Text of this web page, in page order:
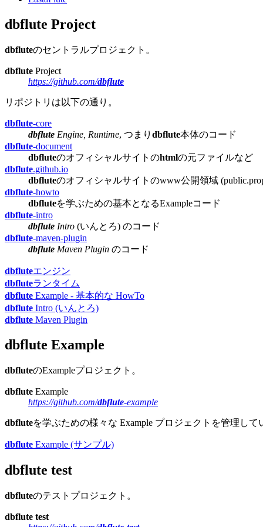
dbflute Project
dbfluteのセントラルプロジェクト。
dbflute Project
https://github.com/dbflute
リポジトリは以下の通り。
dbflute-core
dbflute Engine, Runtime, つまり dbflute本体のコード
dbflute-document
dbfluteのオフィシャルサイトのhtmlの元ファイルなど
dbflute.github.io
dbfluteのオフィシャルサイトのwww公開領域
dbflute-howto
dbfluteを学ぶための基本となるExampleコード
dbflute-intro
dbflute Intro (いんとろ) のコード
dbflute-maven-plugin
dbflute Maven Plugin のコード
dbfluteエンジン
dbfluteランタイム
dbflute Example - 基本的な HowTo
dbflute Intro (いんとろ)
dbflute Maven Plugin
dbflute Example
dbfluteのExampleプロジェクト。
dbflute Example
https://github.com/dbflute-example
dbfluteを学ぶための様々な Example プロジェクトを管理して
dbflute Example (サンプル)
dbflute test
dbfluteのテストプロジェクト。
dbflute test